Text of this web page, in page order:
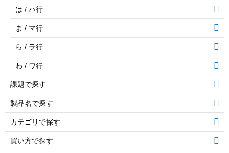
は / ハ行
ま / マ行
ら / ラ行
わ / ワ行
課題で探す
製品名で探す
カテゴリで探す
買い方で探す